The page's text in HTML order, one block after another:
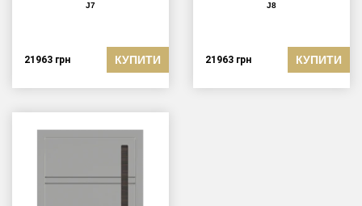
J7
21963 грн КУПИТИ
J8
21963 грн КУПИТИ